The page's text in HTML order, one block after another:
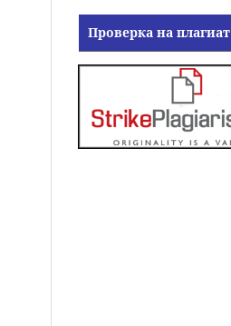
Проверка на плагиат